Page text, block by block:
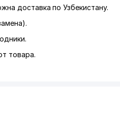
доставка по Узбекистану.
товара.